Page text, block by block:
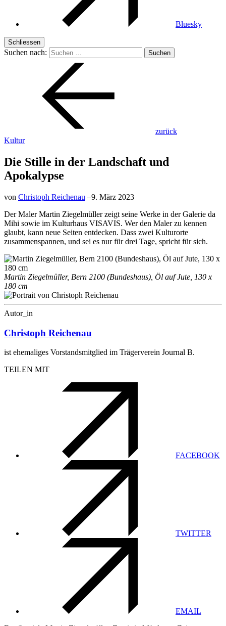
Bluesky
Schliessen
Suchen nach:
zurück
Kultur
Die Stille in der Landschaft und
Apokalypse
von Christoph Reichenau –9. März 2023
Der Maler Martin Ziegelmüller zeigt seine Werke in der Galerie da
Mihi sowie im Kulturhaus VISAVIS. Wer den Maler zu kennen
glaubt, kann neue Seiten entdecken. Dass zwei Kulturorte
zusammenspannen, und sei es nur für drei Tage, spricht für sich.
Martin Ziegelmüller, Bern 2100 (Bundeshaus), Öl auf Jute, 130 x
180 cm
Autor_in
Christoph Reichenau
ist ehemaliges Vorstandsmitglied im Trägerverein Journal B.
TEILEN MIT
FACEBOOK
TWITTER
EMAIL